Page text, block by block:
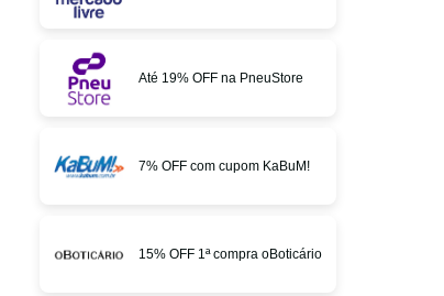
Até 19% OFF na PneuStore
7% OFF com cupom KaBuM!
15% OFF 1ª compra oBoticário